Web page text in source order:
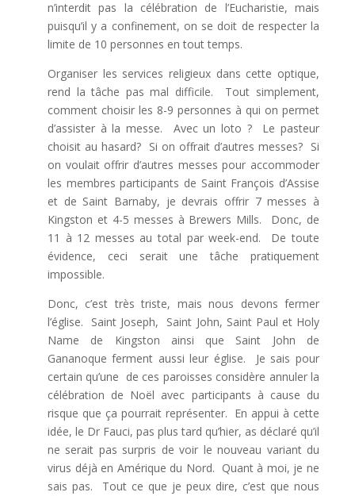
n’interdit pas la célébration de l’Eucharistie, mais
puisqu’il y a confinement, on se doit de respecter la
limite de 10 personnes en tout temps.
Organiser les services religieux dans cette optique,
rend la tâche pas mal difficile. Tout simplement,
comment choisir les 8-9 personnes à qui on permet
d’assister à la messe. Avec un loto ? Le pasteur
choisit au hasard? Si on offrait d’autres messes? Si
on voulait offrir d’autres messes pour accommoder
les membres participants de Saint François d’Assise
et de Saint Barnaby, je devrais offrir 7 messes à
Kingston et 4-5 messes à Brewers Mills. Donc, de
11 à 12 messes au total par week-end. De toute
évidence, ceci serait une tâche pratiquement
impossible.
Donc, c’est très triste, mais nous devons fermer
l’église. Saint Joseph, Saint John, Saint Paul et Holy
Name de Kingston ainsi que Saint John de
Gananoque ferment aussi leur église. Je sais pour
certain qu’une de ces paroisses considère annuler la
célébration de Noël avec participants à cause du
risque que ça pourrait représenter. En appui à cette
idée, le Dr Fauci, pas plus tard qu’hier, as déclaré qu’il
ne serait pas surpris de voir le nouveau variant du
virus déjà en Amérique du Nord. Quant à moi, je ne
sais pas. Tout ce que je peux dire, c’est que nous